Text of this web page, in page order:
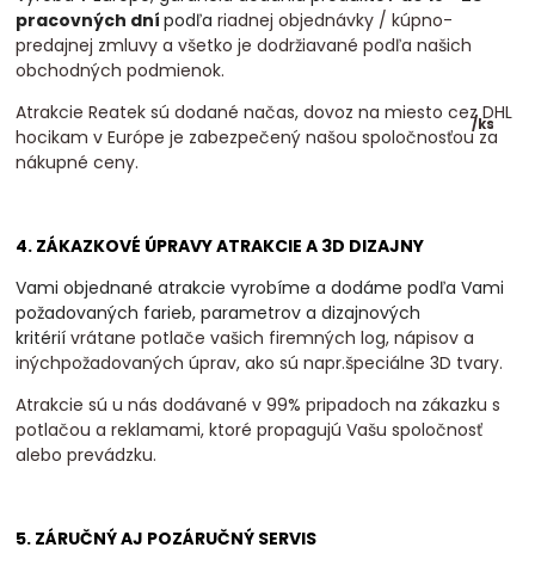
/ks
pracovných dnípodľariadnej objednávky / kúpno-
predajnej zmluvy a všetko je dodržiavané podľa našich
obchodných podmienok.
Atrakcie Reatek sú dodané načas, dovoz na miesto cez DHL
hocikam v Európe je zabezpečený našou spoločnosťou za
nákupné ceny.
4. ZÁKAZKOVÉ ÚPRAVY ATRAKCIE A 3D DIZAJNY
Vami objednané atrakcie vyrobíme a dodáme podľa Vami
požadovaných farieb, parametrov a dizajnových
kritérií vrátane potlače vašich firemných log, nápisov a
inýchpožadovaných úprav, ako sú napr.špeciálne 3D tvary.
Atrakcie sú u nás dodávané v 99% pripadoch na zákazku s
potlačou a reklamami, ktoré propagujú Vašu spoločnosť
alebo prevádzku.
5. ZÁRUČNÝ AJ POZÁRUČNÝ SERVIS